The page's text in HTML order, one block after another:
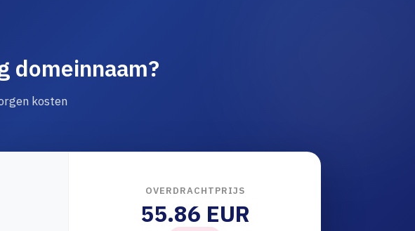
domeinnaam?
kosten
OVERDRACHTPRIJS
55.86 EUR